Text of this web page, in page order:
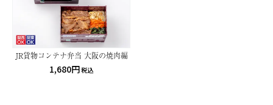
JR貨物コンテナ弁当 大阪の焼肉編
1,680円税込